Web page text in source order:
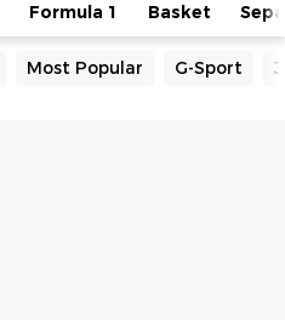
Formula 1 Basket
Most Popular G-Sport